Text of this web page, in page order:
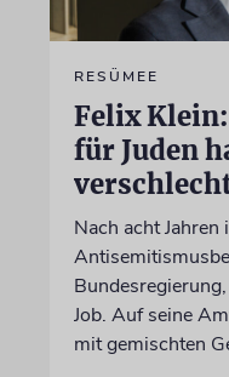
RESÜMEE
Felix
für Juden
Nach acht
Job. Auf seine
mit gemischten